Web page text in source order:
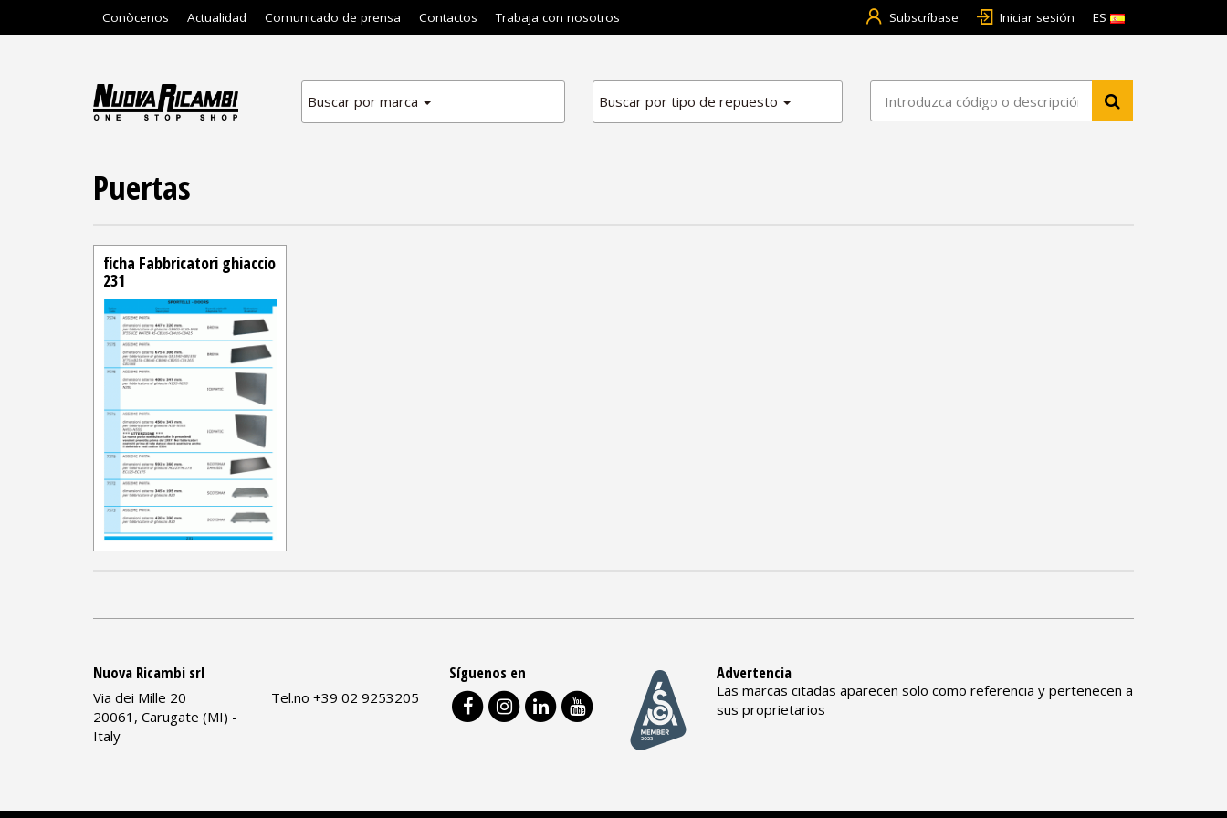
Conòcenos Actualidad Comunicado de prensa Contactos Trabaja con nosotros Subscríbase Iniciar sesión ES
Buscar por marca Buscar por tipo de repuesto
Puertas
ficha Fabbricatori ghiaccio
231
Nuova Ricambi srl
Via dei Mille 20
20061, Carugate (MI) -
Italy
Tel.no +39 02 9253205
Síguenos en Advertencia
Las marcas citadas aparecen solo como referencia y pertenecen a
sus proprietarios